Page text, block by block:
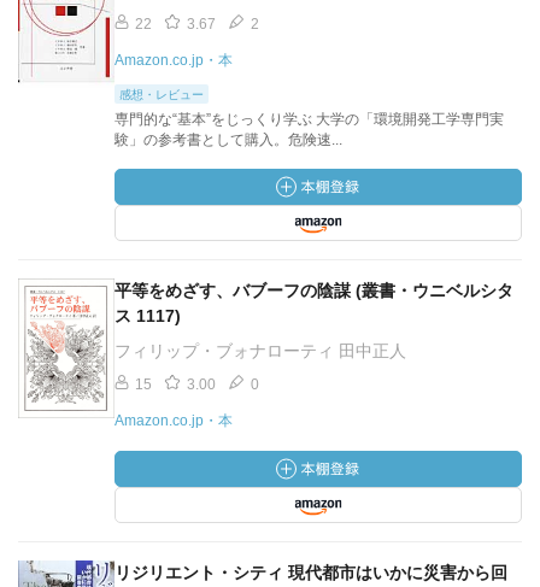
22 3.67 2
Amazon.co.jp・本
感想・レビュー
専門的な“基本”をじっくり学ぶ 大学の「環境開発工学専門実
験」の参考書として購入。危険速...
平等をめざす、バブーフの陰謀 (叢書・ウニベルシタ
ス 1117)
フィリップ・ブォナローティ 田中正人
15 3.00 0
Amazon.co.jp・本
リジリエント・シティ 現代都市はいかに災害から回